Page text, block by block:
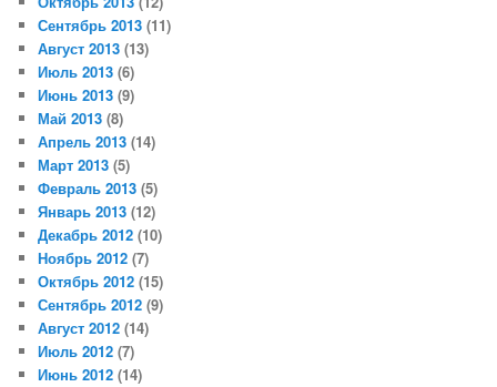
Сентябрь 2013 (11)
Август 2013 (13)
Июль 2013 (6)
Июнь 2013 (9)
Май 2013 (8)
Апрель 2013 (14)
Март 2013 (5)
Февраль 2013 (5)
Январь 2013 (12)
Декабрь 2012 (10)
Ноябрь 2012 (7)
Октябрь 2012 (15)
Сентябрь 2012 (9)
Август 2012 (14)
Июль 2012 (7)
Июнь 2012 (14)